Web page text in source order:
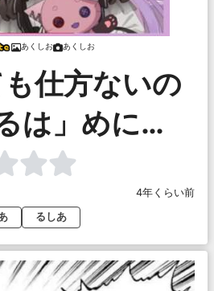
あくしお あくしお
仕方ないの
は」めに…
4年くらい前
るしあ